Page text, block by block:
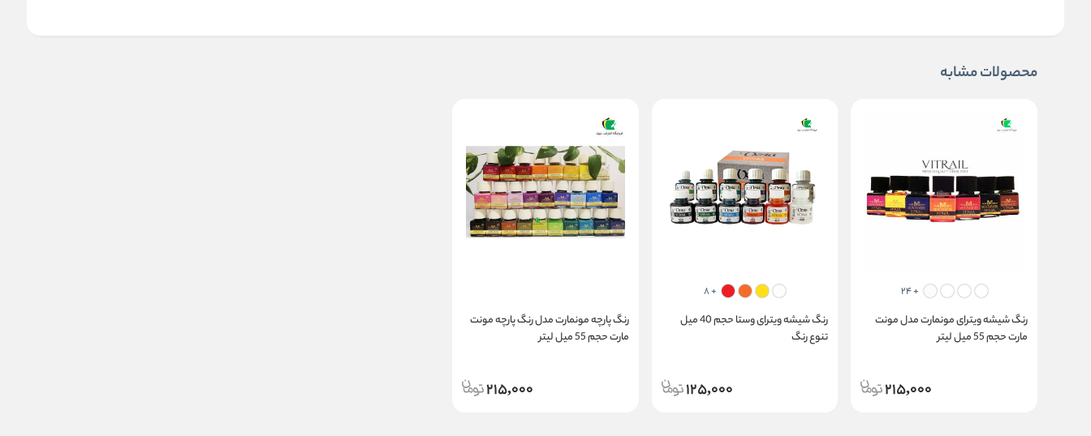
محصولات مشابه
+ 24
رنگ شیشه ویترای مونمارت مدل مونت
مارت حجم 55 میل لیتر
215,000
+ 8
رنگ شیشه ویترای وستا حجم 40 میل
تنوع رنگ
125,000
رنگ پارچه مونمارت مدل رنگ پارچه مونت
مارت حجم 55 میل لیتر
215,000